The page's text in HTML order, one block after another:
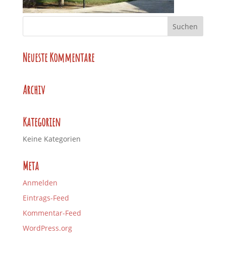
Neueste Kommentare
Archiv
Kategorien
Keine Kategorien
Meta
Anmelden
Eintrags-Feed
Kommentar-Feed
WordPress.org